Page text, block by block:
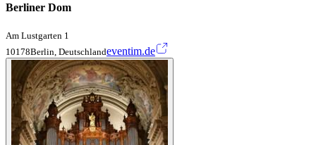
Berliner Dom
Am Lustgarten 1
10178Berlin, Deutschlandeventim.de